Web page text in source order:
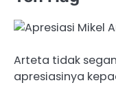
Arteta tidak
apresiasinya